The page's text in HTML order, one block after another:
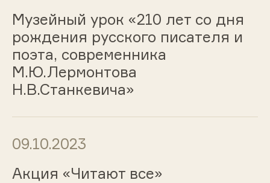
Музейный урок «210 лет со дня
рождения русского писателя и
поэта, современника
М.Ю.Лермонтова
Н.В.Станкевича»
09.10.2023
Акция «Читают все»